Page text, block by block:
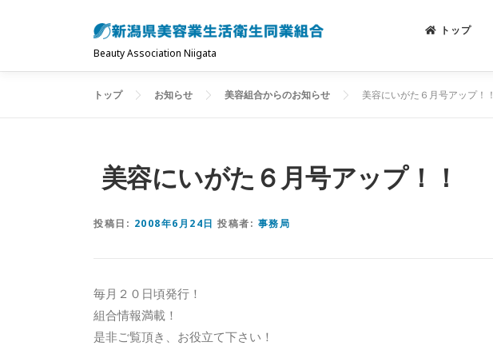
ン
Beauty Association Niigata
トップ
トップ お知らせ 美容組合からのお知らせ 美容にいがた６月号アップ！！
美容にいがた６月号アップ！！
投稿日: 2008年6月24日 投稿者: 事務局
毎月２０日頃発行！
組合情報満載！
是非ご覧頂き、お役立て下さい！